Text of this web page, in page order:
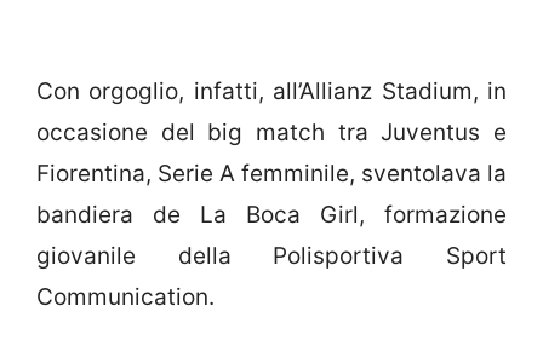
Con orgoglio, infatti, all’Allianz Stadium, in
occasione del big match tra Juventus e
Fiorentina, Serie A femminile, sventolava la
bandiera de La Boca Girl, formazione
giovanile della Polisportiva Sport
Communication.